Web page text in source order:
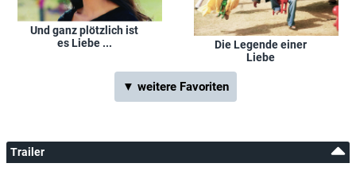
Und ganz plötzlich ist
es Liebe ...
Die Legende einer
Liebe
▼ weitere Favoriten
Trailer